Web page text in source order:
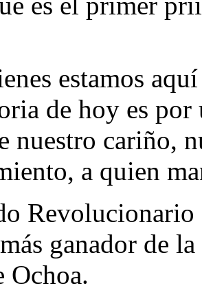
estamos
de hoy es por
nuestro cariño,
a quien
ganador de
Ochoa.